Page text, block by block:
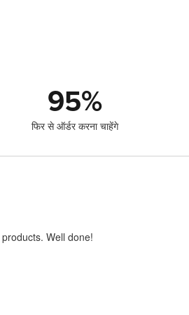
95%
फिर से ऑर्डर करना चाहेंगे
Well done!